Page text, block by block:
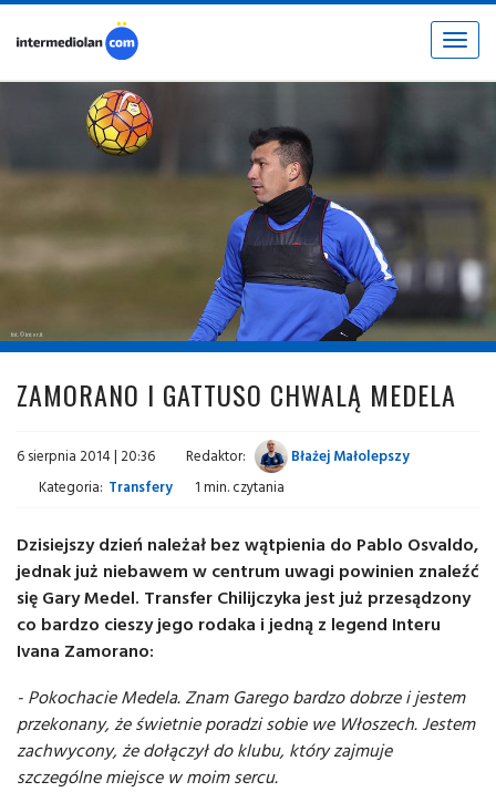
Toggle
fot. © inter.it
ZAMORANO I GATTUSO CHWALĄ MEDELA
6 sierpnia 2014 | 20:36 Redaktor:
Błażej Małolepszy
Kategoria: Transfery 1 min. czytania
Dzisiejszy dzień należał bez wątpienia do Pablo Osvaldo,
jednak już niebawem w centrum uwagi powinien znaleźć
się Gary Medel. Transfer Chilijczyka jest już przesądzony
co bardzo cieszy jego rodaka i jedną z legend Interu
Ivana Zamorano:
- Pokochacie Medela. Znam Garego bardzo dobrze i jestem
przekonany, że świetnie poradzi sobie we Włoszech. Jestem
zachwycony, że dołączył do klubu, który zajmuje
szczególne miejsce w moim sercu.